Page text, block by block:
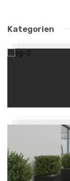
Kategorien